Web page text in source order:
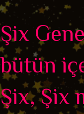
Şix
bütün
Şix, Şix